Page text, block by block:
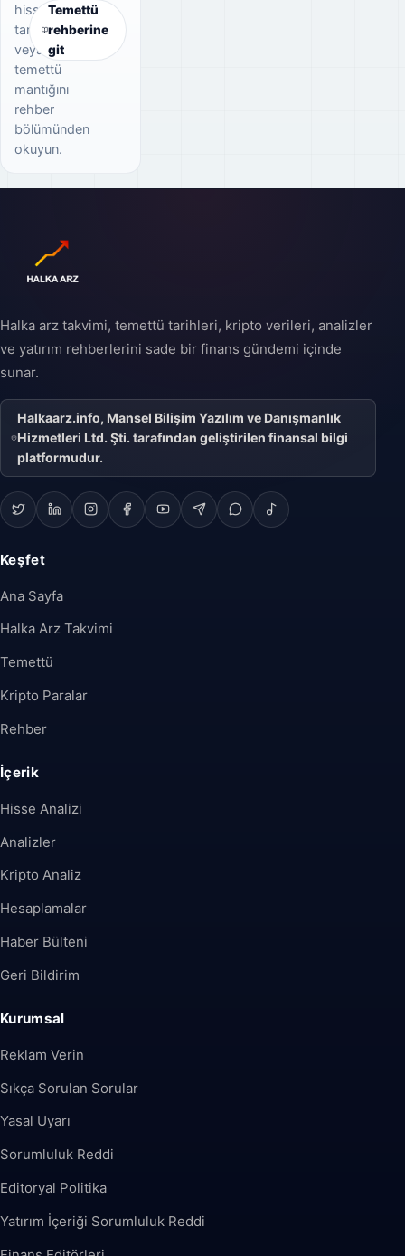
hisselerini
tarayın
veya
temettü
mantığını
rehber
bölümünden
okuyun.
Temettü
rehberine
git
Halka arz takvimi, temettü tarihleri, kripto verileri, analizler
ve yatırım rehberlerini sade bir finans gündemi içinde
sunar.
Halkaarz.info, Mansel Bilişim Yazılım ve Danışmanlık
Hizmetleri Ltd. Şti. tarafından geliştirilen finansal bilgi
platformudur.
Keşfet
Ana Sayfa
Halka Arz Takvimi
Temettü
Kripto Paralar
Rehber
İçerik
Hisse Analizi
Analizler
Kripto Analiz
Hesaplamalar
Haber Bülteni
Geri Bildirim
Kurumsal
Reklam Verin
Sıkça Sorulan Sorular
Yasal Uyarı
Sorumluluk Reddi
Editoryal Politika
Yatırım İçeriği Sorumluluk Reddi